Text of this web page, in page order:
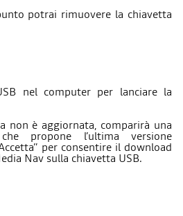
potrai rimuovere la chiavetta
nel computer per lanciare la
non è aggiornata, comparirà una
propone l’ultima versione
per consentire il download
Nav sulla chiavetta USB.